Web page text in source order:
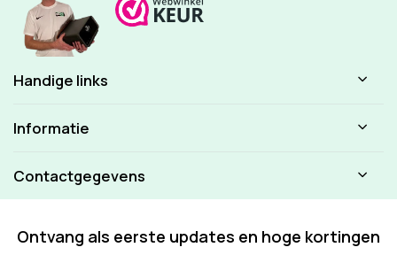
Handige links
Informatie
Contactgegevens
Ontvang als eerste updates en hoge kortingen